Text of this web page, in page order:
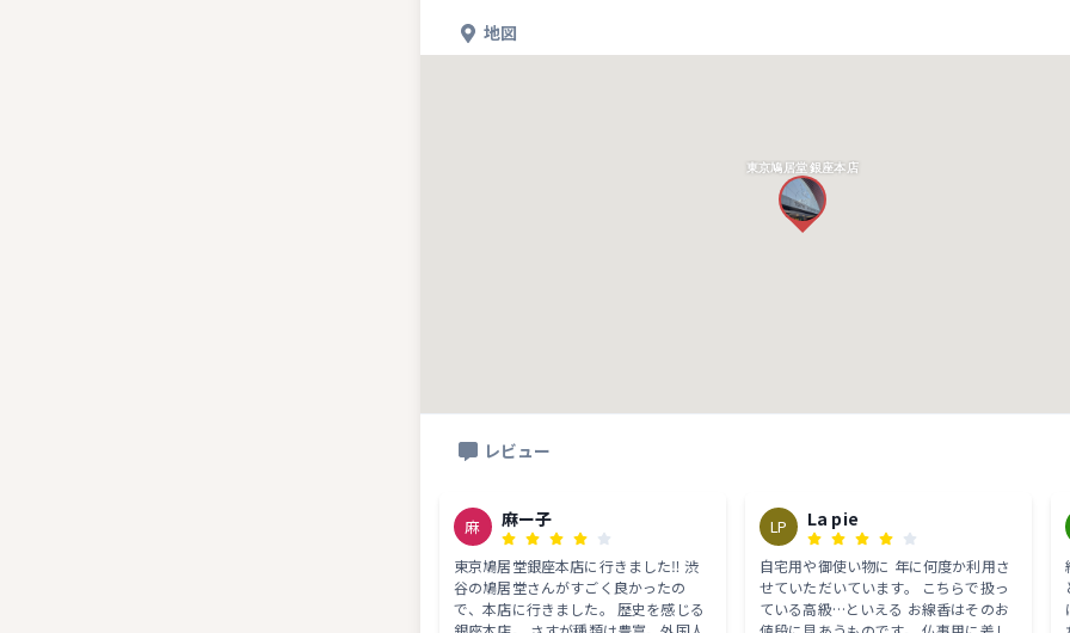
地図
東京鳩居堂 銀座本店
レビュー
麻 麻ー子
東京鳩居堂銀座本店に行きました‼️ 渋
谷の鳩居堂さんがすごく良かったの
で、本店に行きました。 歴史を感じる
LP La pie
自宅用や御使い物に 年に何度か利用さ
せていただいています。 こちらで扱っ
ている高級…といえる お線香はそのお